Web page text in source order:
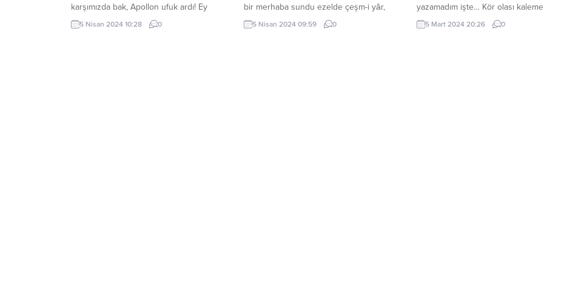
karşımızda bak, Apollon ufuk ardı! Ey
tanrısal bakire Artemis, gel ayır; Şu
morumdan alını…
5 Nisan 2024 10:28 0
bir merhaba sundu ezelde çeşm-i yâr,
Şöyle mest oldum ki; gayrin merhabasın
bilmedim!..” “Koynuma, Başakları yıkayan
5 Nisan 2024 09:59 0
yazamadım işte… Kör olası kaleme
geçmiyor sözüm. Biteviye titrer oldu,
Titrer oldu kalem tutan parmaklar. Ve yine
5 Mart 2024 20:26 0